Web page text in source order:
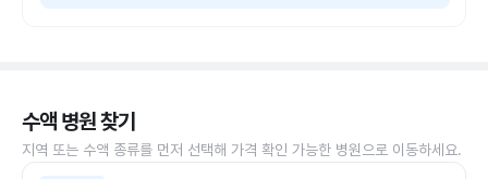
수액 병원 찾기
지역 또는 수액 종류를 먼저 선택해 가격 확인 가능한 병원으로 이동하세요.